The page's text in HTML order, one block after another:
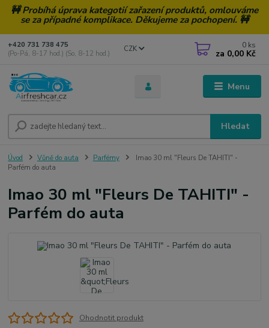
🚧 Probíhá úprava kategotií zařazení produktů, omlouváme
se za případné komplikace. Děkujeme za pochopení. 🚧
Menu
CZK
Hledat
+420 731 738 475
(Po-Pá, 8-17 hod.) (So, 8-12 hod.)
0 ks
za 0,00 Kč
Úvod Vůně do auta Parfémy
Imao 30 ml "Fleurs De TAHITI" -
Parfém do auta
Imao 30 ml "Fleurs De TAHITI" -
Parfém do auta
Ohodnotit produkt